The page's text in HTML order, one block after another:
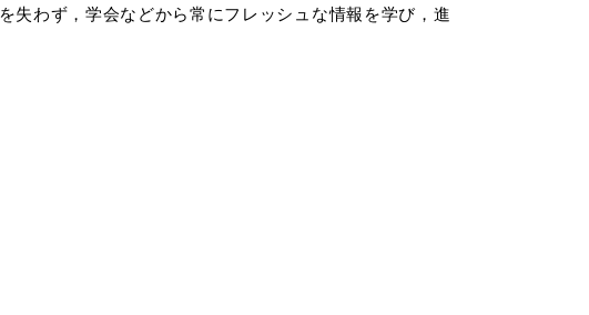
失わず，学会などから常にフレッシュな情報を学び，進